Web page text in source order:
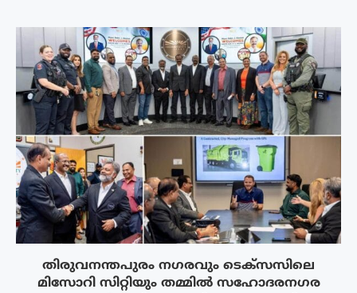
തിരുവനന്തപുരം നഗരവും ടെക്‌സസിലെ
മിസോറി സിറ്റിയും തമ്മിൽ സഹോദരനഗര